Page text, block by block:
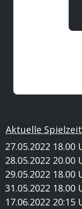
Aktuelle
27.05.2022 18.00
28.05.2022 20.00
29.05.2022 18.00
31.05.2022 18.00
17.06.2022 20:15